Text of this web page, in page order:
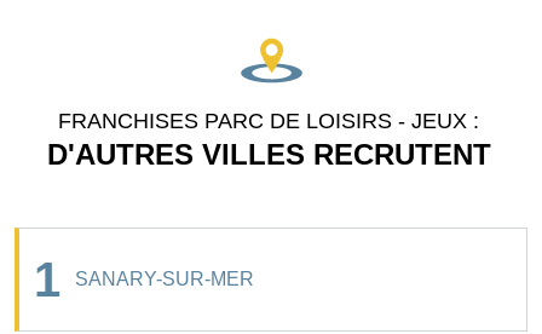
FRANCHISES PARC DE LOISIRS - JEUX :
D'AUTRES VILLES RECRUTENT
1 SANARY-SUR-MER